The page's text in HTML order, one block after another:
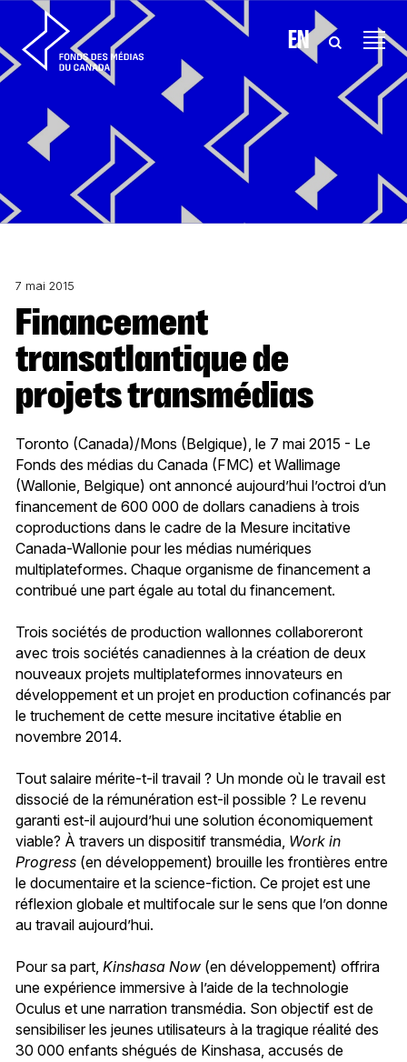
Aller au contenu EN
7 mai 2015
Financement
transatlantique de
projets transmédias
Toronto (Canada)/Mons (Belgique), le 7 mai 2015 - Le
Fonds des médias du Canada (FMC) et Wallimage
(Wallonie, Belgique) ont annoncé aujourd’hui l’octroi d’un
financement de 600 000 de dollars canadiens à trois
coproductions dans le cadre de la Mesure incitative
Canada-Wallonie pour les médias numériques
multiplateformes. Chaque organisme de financement a
contribué une part égale au total du financement.
Trois sociétés de production wallonnes collaboreront
avec trois sociétés canadiennes à la création de deux
nouveaux projets multiplateformes innovateurs en
développement et un projet en production cofinancés par
le truchement de cette mesure incitative établie en
novembre 2014.
Tout salaire mérite-t-il travail ? Un monde où le travail est
dissocié de la rémunération est-il possible ? Le revenu
garanti est-il aujourd’hui une solution économiquement
viable? À travers un dispositif transmédia, Work in
Progress (en développement) brouille les frontières entre
le documentaire et la science-fiction. Ce projet est une
réflexion globale et multifocale sur le sens que l’on donne
au travail aujourd’hui.
Pour sa part, Kinshasa Now (en développement) offrira
une expérience immersive à l’aide de la technologie
Oculus et une narration transmédia. Son objectif est de
sensibiliser les jeunes utilisateurs à la tragique réalité des
30 000 enfants shégués de Kinshasa, accusés de